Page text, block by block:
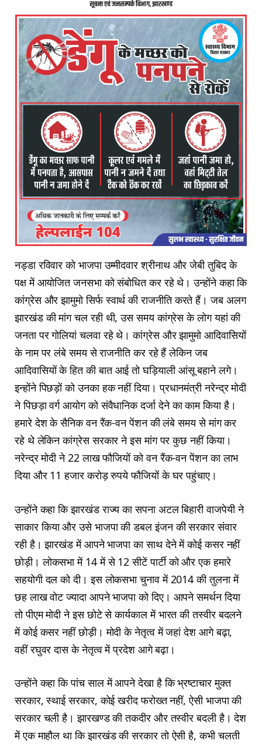
नड्डा रविवार को भाजपा उम्मीदवार श्रीनाथ और जेबी तुबिद के
पक्ष में आयोजित जनसभा को संबोधित कर रहे थे। उन्होंने कहा कि
कांग्रेस और झामुमो सिर्फ स्वार्थ की राजनीति करते हैं। जब अलग
झारखंड की मांग चल रही थी, उस समय कांग्रेस के लोग यहां की
जनता पर गोलियां चलवा रहे थे। कांग्रेस और झामुमो आदिवासियों
के नाम पर लंबे समय से राजनीति कर रहे हैं लेकिन जब
आदिवासियों के हित की बात आई तो घड़ियाली आंसू बहाने लगे।
इन्होंने पिछड़ों को उनका हक नहीं दिया। प्रधानमंत्री नरेन्द्र मोदी
ने पिछड़ा वर्ग आयोग को संवैधानिक दर्जा देने का काम किया है।
हमारे देश के सैनिक वन रैंक-वन पेंशन की लंबे समय से मांग कर
रहे थे लेकिन कांग्रेस सरकार ने इस मांग पर कुछ नहीं किया।
नरेन्द्र मोदी ने 22 लाख फौजियों को वन रैंक-वन पेंशन का लाभ
दिया और 11 हजार करोड़ रुपये फौजियों के घर पहुंचाए।
उन्‍होंने कहा कि झारखंड राज्‍य का सपना अटल बिहारी वाजपेयी ने
साकार किया और उसे भाजपा की डबल इंजन की सरकार संवार
रही है। झारखंड में आपने भाजपा का साथ देने में कोई कसर नहीं
छोड़ी। लोकसभा में 14 में से 12 सीटें पार्टी को और एक हमारे
सहयोगी दल को दी। इस लोकसभा चुनाव में 2014 की तुलना में
छह लाख वोट ज्यादा आपने भाजपा को दिए। आपने समर्थन दिया
तो पीएम मोदी ने इस छोटे से कार्यकाल में भारत की तस्वीर बदलने
में कोई कसर नहीं छोड़ी। मोदी के नेतृत्व में जहां देश आगे बढ़ा,
वहीं रघुवर दास के नेतृत्व में प्रदेश आगे बढ़ा।
उन्‍होंने कहा कि पांच साल में आपने देखा है कि भ्रष्टाचार मुक्त
सरकार, स्थाई सरकार, कोई खरीद फरोख्त नहीं, ऐसी भाजपा की
सरकार चली है। झारखण्ड की तकदीर और तस्वीर बदली है। देश
में एक माहौल था कि झारखंड की सरकार तो ऐसी है, कभी चलती